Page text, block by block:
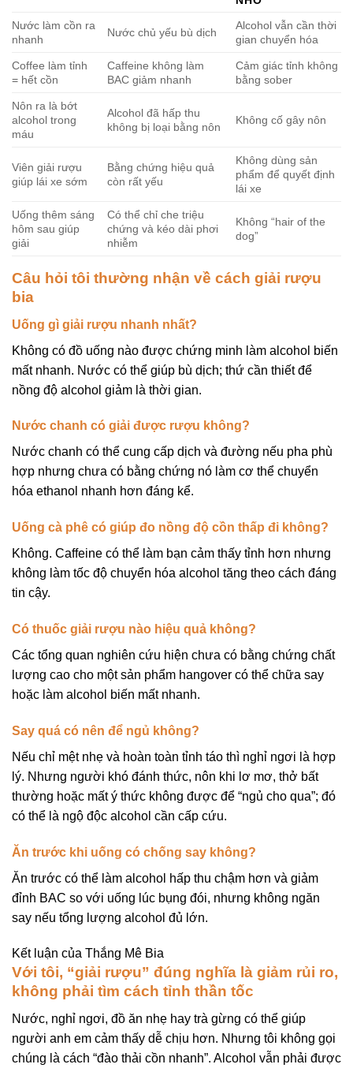
Nước làm cồn ra
nhanh
Nước chủ yếu bù dịch
Alcohol vẫn cần thời
gian chuyển hóa
Coffee làm tỉnh
= hết cồn
Caffeine không làm
BAC giảm nhanh
Cảm giác tỉnh không
bằng sober
Nôn ra là bớt
alcohol trong
máu
Alcohol đã hấp thu
không bị loại bằng nôn
Không cố gây nôn
Viên giải rượu
giúp lái xe sớm
Bằng chứng hiệu quả
còn rất yếu
Không dùng sản
phẩm để quyết định
lái xe
Uống thêm sáng
hôm sau giúp
giải
Có thể chỉ che triệu
chứng và kéo dài phơi
nhiễm
Không “hair of the
dog”
Câu hỏi tôi thường nhận về cách giải rượu
bia
Uống gì giải rượu nhanh nhất?
Không có đồ uống nào được chứng minh làm alcohol biến
mất nhanh. Nước có thể giúp bù dịch; thứ cần thiết để
nồng độ alcohol giảm là thời gian.
Nước chanh có giải được rượu không?
Nước chanh có thể cung cấp dịch và đường nếu pha phù
hợp nhưng chưa có bằng chứng nó làm cơ thể chuyển
hóa ethanol nhanh hơn đáng kể.
Uống cà phê có giúp đo nồng độ cồn thấp đi không?
Không. Caffeine có thể làm bạn cảm thấy tỉnh hơn nhưng
không làm tốc độ chuyển hóa alcohol tăng theo cách đáng
tin cậy.
Có thuốc giải rượu nào hiệu quả không?
Các tổng quan nghiên cứu hiện chưa có bằng chứng chất
lượng cao cho một sản phẩm hangover có thể chữa say
hoặc làm alcohol biến mất nhanh.
Say quá có nên để ngủ không?
Nếu chỉ mệt nhẹ và hoàn toàn tỉnh táo thì nghỉ ngơi là hợp
lý. Nhưng người khó đánh thức, nôn khi lơ mơ, thở bất
thường hoặc mất ý thức không được để “ngủ cho qua”; đó
có thể là ngộ độc alcohol cần cấp cứu.
Ăn trước khi uống có chống say không?
Ăn trước có thể làm alcohol hấp thu chậm hơn và giảm
đỉnh BAC so với uống lúc bụng đói, nhưng không ngăn
say nếu tổng lượng alcohol đủ lớn.
Kết luận của Thắng Mê Bia
Với tôi, “giải rượu” đúng nghĩa là giảm rủi ro,
không phải tìm cách tỉnh thần tốc
Nước, nghỉ ngơi, đồ ăn nhẹ hay trà gừng có thể giúp
người anh em cảm thấy dễ chịu hơn. Nhưng tôi không gọi
chúng là cách “đào thải cồn nhanh”. Alcohol vẫn phải được